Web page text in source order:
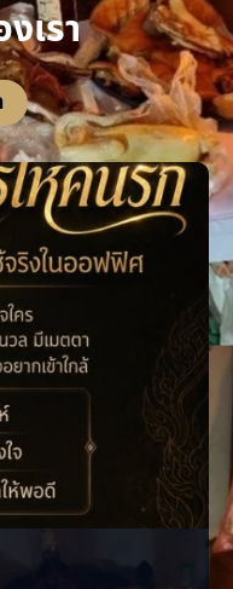
เรา